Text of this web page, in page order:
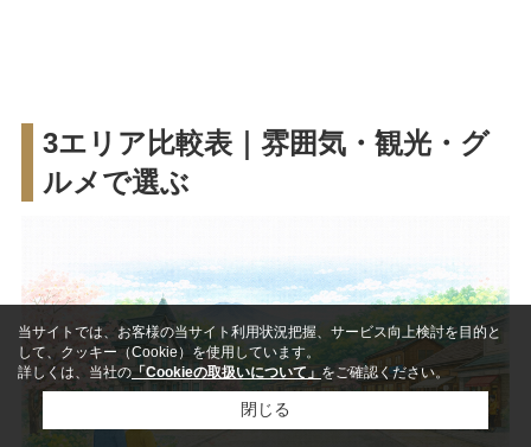
3エリア比較表｜雰囲気・観光・グ
ルメで選ぶ
当サイトでは、お客様の当サイト利用状況把握、サービス向上検討を目的と
して、クッキー（Cookie）を使用しています。
詳しくは、当社の 「Cookieの取扱いについて」 をご確認ください。
閉じる